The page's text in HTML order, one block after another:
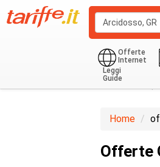
Offerte
Internet
Leggi
Guide
Domestico
Home
Offerte